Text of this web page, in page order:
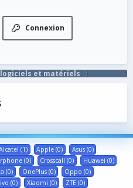
Connexion
logiciels et matériels
(1) Apple (0)
Asus (0)
(0) Crosscall (0)
Huawei (0)
(0) OnePlus (0)
Oppo (0)
(0) Xiaomi (0)
ZTE (0)